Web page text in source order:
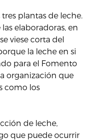
plantas de leche.
elaboradoras, en
viese corta del
la leche en si
para el Fomento
organización que
como los
de leche,
que puede ocurrir